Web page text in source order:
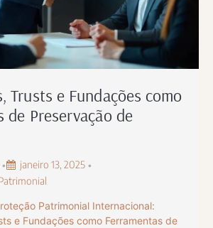
Trusts e Fundações como
de Preservação de
• janeiro 13, 2025 •
Patrimonial Internacional:
e Fundações como Ferramentas de